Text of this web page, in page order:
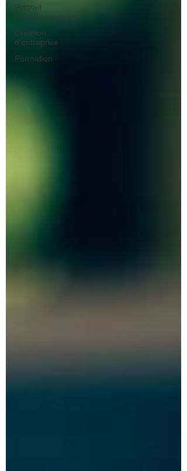
Portrait
d'entrepreneur-e
Création
d'entreprise
Formation